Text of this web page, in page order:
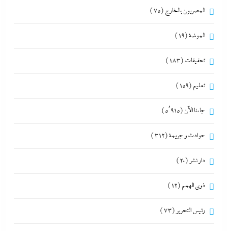
المصريون بالخارج (75)
الموضة(19)
تحقيقات (183)
تعليم (159)
جاءنا الآن (5٬915)
حوادث و جريمة(312)
دار نشر (20)
ذوى الهمم (12)
رئيس التحرير (73)